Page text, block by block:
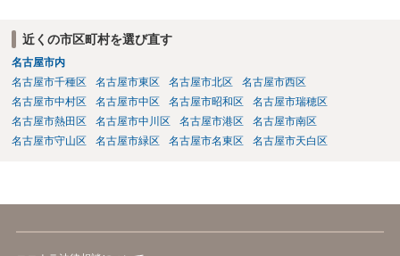
近くの市区町村を選び直す
名古屋市内
名古屋市千種区
名古屋市東区 名古屋市北区
名古屋市西区
名古屋市中村区
名古屋市中区 名古屋市昭和区
名古屋市瑞穂区
名古屋市熱田区
名古屋市中川区 名古屋市港区
名古屋市南区
名古屋市守山区
名古屋市緑区 名古屋市名東区 名古屋市天白区